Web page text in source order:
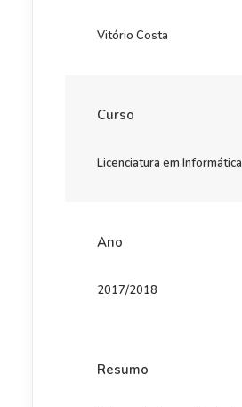
Vitório Costa
Curso
Licenciatura em Informática
Ano
2017/2018
Resumo